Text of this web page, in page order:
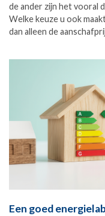
de ander zijn het vooral
Welke keuze u ook
dan alleen de
Een goed